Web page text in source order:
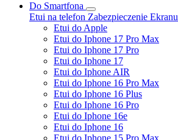
Do Smartfona
Etui na telefon Zabezpieczenie Ekranu
Etui do Apple
Etui do Iphone 17 Pro Max
Etui do Iphone 17 Pro
Etui do Iphone 17
Etui do Iphone AIR
Etui do Iphone 16 Pro Max
Etui do Iphone 16 Plus
Etui do Iphone 16 Pro
Etui do Iphone 16e
Etui do Iphone 16
Etui do Iphone 15 Pro Max